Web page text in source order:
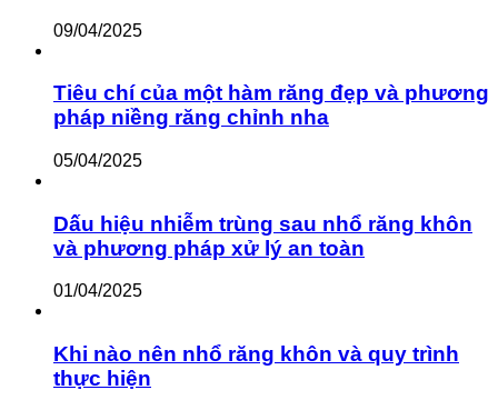
09/04/2025
Tiêu chí của một hàm răng đẹp và phương
pháp niềng răng chỉnh nha
05/04/2025
Dấu hiệu nhiễm trùng sau nhổ răng khôn
và phương pháp xử lý an toàn
01/04/2025
Khi nào nên nhổ răng khôn và quy trình
thực hiện